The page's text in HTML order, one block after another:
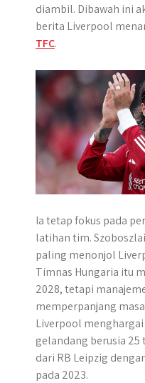
r
diambil. Dibawah ini
berita Liverpool
TFC.
Ia tetap fokus pada
latihan tim.
paling menonjol
Timnas Hungaria itu
2028, tetapi
memperpanjang
Liverpool
gelandang berusia
dari RB Leipzig
pada 2023.